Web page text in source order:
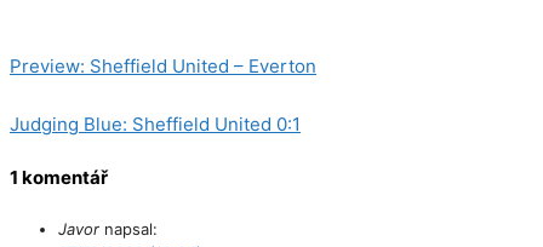
Preview: Sheffield United – Everton
Judging Blue: Sheffield United 0:1
1 komentář
Javor napsal: